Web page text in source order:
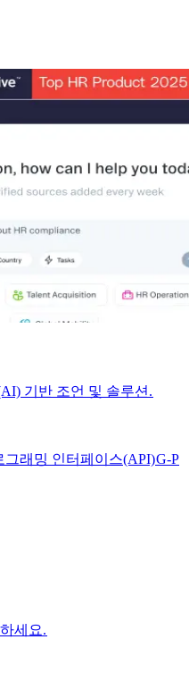
기반 조언 및 솔루션.​​
그래밍 인터페이스(API)​​G-P
세요.​​